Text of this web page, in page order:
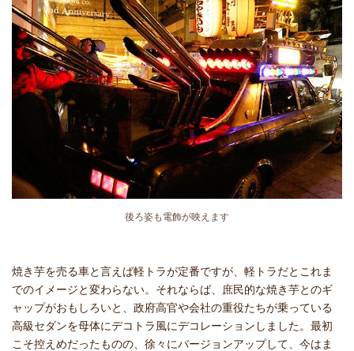
後ろ姿も電飾が映えます
焼き芋を売る車と言えば軽トラが定番ですが、軽トラだとこれま
でのイメージと変わらない。それならば、庶民的な焼き芋とのギ
ャップがおもしろいと、政府高官や会社の重役たちが乗っている
高級セダンを母体にデコトラ風にデコレーションしました。最初
こそ控えめだったものの、徐々にバージョンアップして、今はま